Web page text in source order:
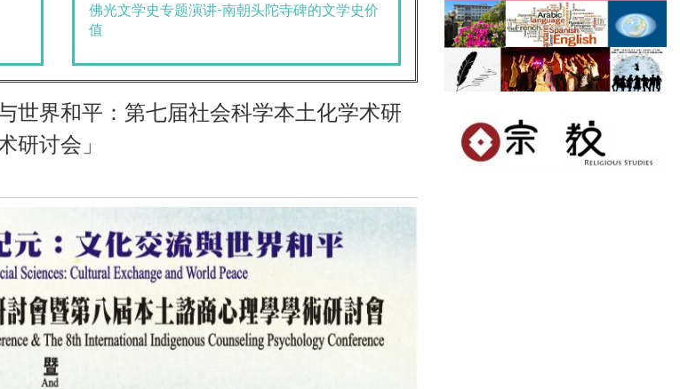
佛光文学史专题演讲-南朝头陀寺碑的文学史价
值
世界和平：第七届社会科学本土化学术研
研讨会」